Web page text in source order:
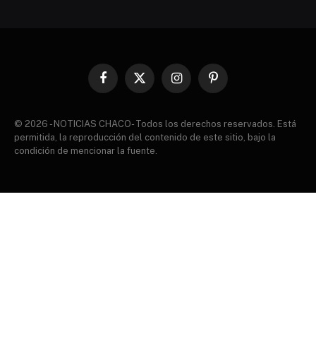
Facebook
X
InstagramPinterest
© 2026 - NOTICIAS CHACO- Todos los derechos reservados. Está
permitida, la reproducción del contenido de este sitio, bajo la
condición de mencionar la fuente.